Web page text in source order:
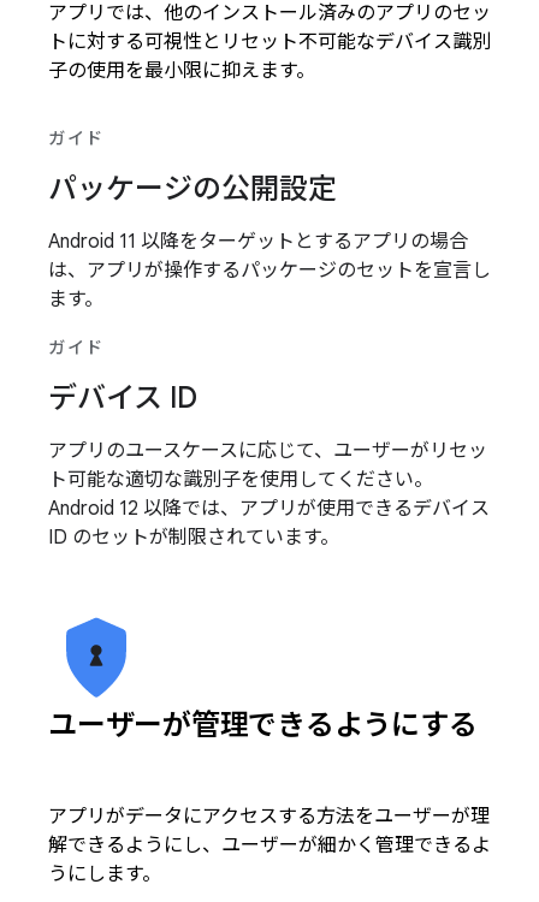
アプリでは、他のインストール済みのアプリのセッ
トに対する可視性とリセット不可能なデバイス識別
子の使用を最小限に抑えます。
ガイド
パッケージの公開設定
Android 11 以降をターゲットとするアプリの場合
は、アプリが操作するパッケージのセットを宣言し
ます。
ガイド
デバイス ID
アプリのユースケースに応じて、ユーザーがリセッ
ト可能な適切な識別子を使用してください。
Android 12 以降では、アプリが使用できるデバイス
ID のセットが制限されています。
ユーザーが管理できるようにする
アプリがデータにアクセスする方法をユーザーが理
解できるようにし、ユーザーが細かく管理できるよ
うにします。